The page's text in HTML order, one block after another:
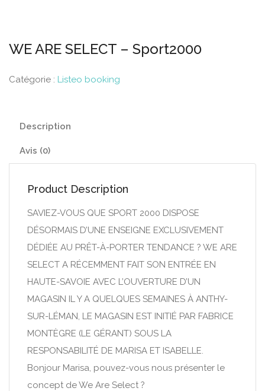
WE ARE SELECT – Sport2000
Catégorie : Listeo booking
Description
Avis (0)
Product Description
SAVIEZ-VOUS QUE SPORT 2000 DISPOSE
DÉSORMAIS D’UNE ENSEIGNE EXCLUSIVEMENT
DÉDIÉE AU PRÊT-À-PORTER TENDANCE ? WE ARE
SELECT A RÉCEMMENT FAIT SON ENTRÉE EN
HAUTE-SAVOIE AVEC L’OUVERTURE D’UN
MAGASIN IL Y A QUELQUES SEMAINES À ANTHY-
SUR-LÉMAN, LE MAGASIN EST INITIÉ PAR FABRICE
MONTÈGRE (LE GÉRANT) SOUS LA
RESPONSABILITÉ DE MARISA ET ISABELLE.
Bonjour Marisa, pouvez-vous nous présenter le
concept de We Are Select ?